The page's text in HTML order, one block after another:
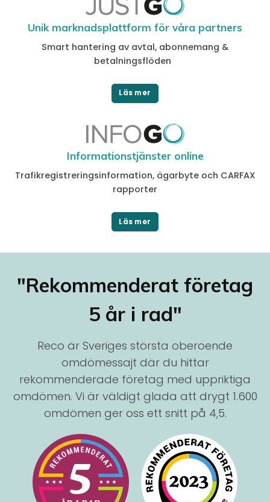
Unik marknadsplattform för våra partners
Smart hantering av avtal, abonnemang &
betalningsflöden
Läs mer
Informationstjänster online
Trafikregistreringsinformation, ägarbyte och CARFAX
rapporter
Läs mer
"Rekommenderat företag
5 år i rad"
Reco är Sveriges största oberoende
omdömessajt där du hittar
rekommenderade företag med uppriktiga
omdömen. Vi är väldigt glada att drygt 1.600
omdömen ger oss ett snitt på 4,5.